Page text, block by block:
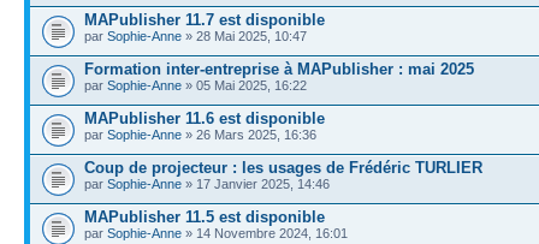
MAPublisher 11.7 est disponible
par Sophie-Anne » 28 Mai 2025, 10:47
Formation inter-entreprise à MAPublisher : mai 2025
par Sophie-Anne » 05 Mai 2025, 16:22
MAPublisher 11.6 est disponible
par Sophie-Anne » 26 Mars 2025, 16:36
Coup de projecteur : les usages de Frédéric TURLIER
par Sophie-Anne » 17 Janvier 2025, 14:46
MAPublisher 11.5 est disponible
par Sophie-Anne » 14 Novembre 2024, 16:01